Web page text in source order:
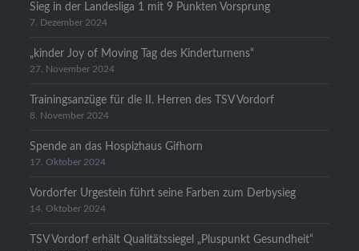
Sieg in der Landesliga 1 mit 9 Punkten Vorsprung
7. Dezember 2024
„kinder Joy of Moving Tag des Kinderturnens“
27. November 2024
Trainingsanzüge für die II. Herren des TSV Vordorf
8. November 2024
Spende an das Hospizhaus Gifhorn
17. Oktober 2024
Vordorfer Urgestein führt seine Farben zum Derbysieg
14. Oktober 2024
TSV Vordorf erhält Qualitätssiegel „Pluspunkt Gesundheit“